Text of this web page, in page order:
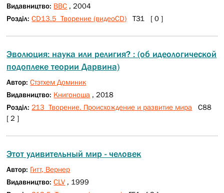
Видавництво: BBC , 2004
Розділ: CD13.5 Творение (видеоCD) Т31 [ 0 ]
Эволюция: наука или религия? : (об идеологической
подоплеке теории Дарвина)
Автор:Стэтхем Доминик
Видавництво: Книгоноша , 2018
Розділ: 213 Творение. Происхождение и развитие мира С88
[ 2 ]
Этот удивительный мир - человек
Автор: Гитт, Вернер
Видавництво:CLV , 1999